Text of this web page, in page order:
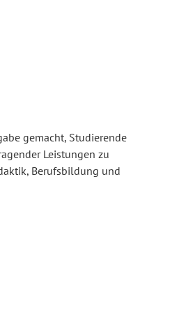
gemacht, Studierende
Leistungen zu
Berufsbildung und